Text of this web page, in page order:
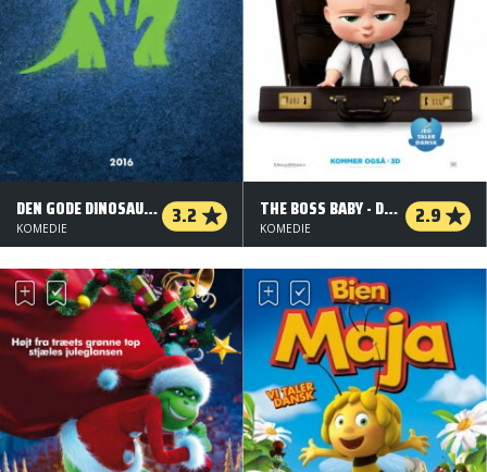
DEN GODE DINOSAUR - 2 D - DANSK TALE 3.2
KOMEDIE
THE BOSS BABY - DANSK TALE - 3 D 2.9
KOMEDIE